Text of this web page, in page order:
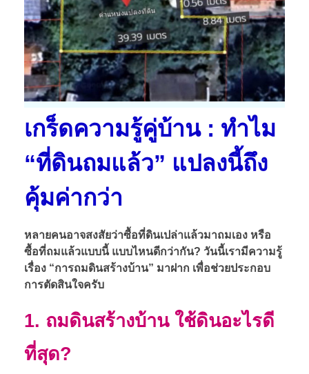
เกร็ดความรู้คู่บ้าน : ทำไม
“ที่ดินถมแล้ว” แปลงนี้ถึง
คุ้มค่ากว่า
หลายคนอาจสงสัยว่าซื้อที่ดินเปล่าแล้วมาถมเอง หรือ
ซื้อที่ถมแล้วแบบนี้ แบบไหนดีกว่ากัน? วันนี้เรามีความรู้
เรื่อง “การถมดินสร้างบ้าน” มาฝาก เพื่อช่วยประกอบ
การตัดสินใจครับ
1. ถมดินสร้างบ้าน ใช้ดินอะไรดี
ที่สุด?